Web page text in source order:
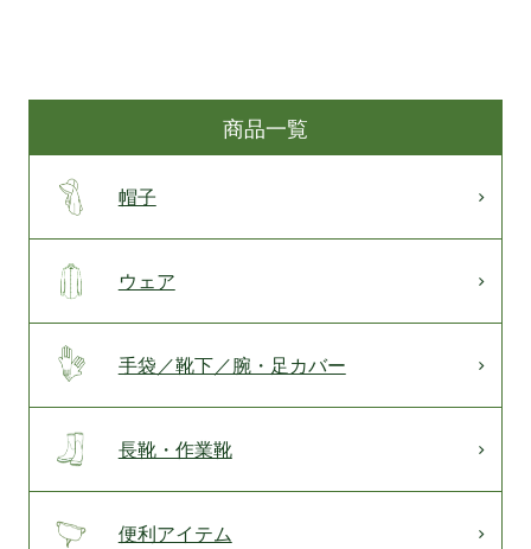
商品一覧
帽子
ウェア
手袋／靴下／腕・足カバー
長靴・作業靴
便利アイテム